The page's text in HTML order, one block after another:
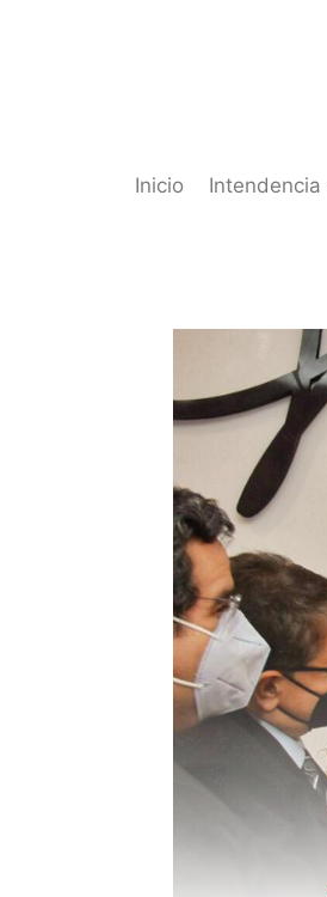
Inicio Intendencia